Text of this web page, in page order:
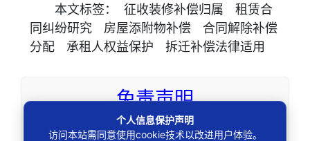
本文标签： 征收装修补偿归属
租赁合
同纠纷研究
房屋添附物补偿
合同解除补偿
分配
承租人权益保护 拆迁补偿法律适用
免责声明
本站所刊资讯仅为学术观点交流，不构成任何形式
个人信息保护声明
访问本站需同意使用cookie技术以改进用户体验。